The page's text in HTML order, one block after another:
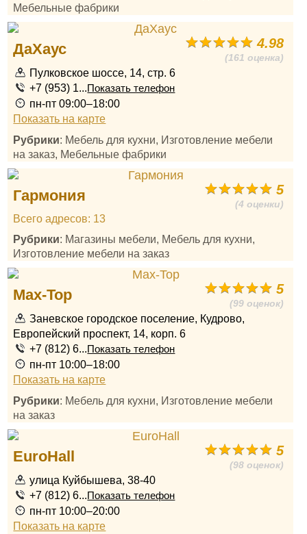
Мебельные фабрики
4.98
(161 оценка)
ДаХаус
Пулковское шоссе, 14, стр. 6
+7 (953) 1...Показать телефон
пн-пт 09:00–18:00
Показать на карте
Рубрики: Мебель для кухни, Изготовление мебели
на заказ, Мебельные фабрики
5
(4 оценки)
Гармония
Всего адресов: 13
Рубрики: Магазины мебели, Мебель для кухни,
Изготовление мебели на заказ
5
(99 оценок)
Max-Top
Заневское городское поселение, Кудрово,
Европейский проспект, 14, корп. 6
+7 (812) 6...Показать телефон
пн-пт 10:00–18:00
Показать на карте
Рубрики: Мебель для кухни, Изготовление мебели
на заказ
5
(98 оценок)
EuroHall
улица Куйбышева, 38-40
+7 (812) 6...Показать телефон
пн-пт 10:00–20:00
Показать на карте